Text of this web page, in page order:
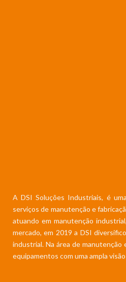
A DSI Soluções Industriais, é
serviços de manutenção e
atuando em manutenção
mercado, em 2019 a DSI
industrial. Na área de
equipamentos com uma ampla